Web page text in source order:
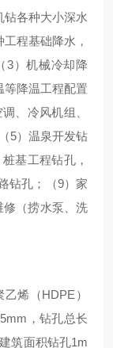
各种大小深水
程基础降水，
3）机械冷却降
等降温工程配置
、冷风机组、
5）温泉开发钻
基工程钻孔，
钻孔；（9）家
修（捞水泵、洗
烯（HDPE）
，钻孔总长
筑面积钻孔1m